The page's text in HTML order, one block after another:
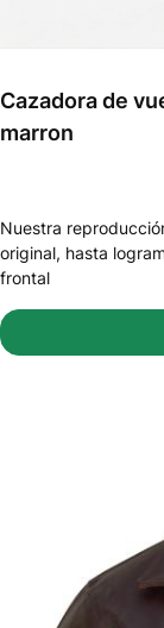
Cazadora de
marron
Nuestra
original, hasta
frontal